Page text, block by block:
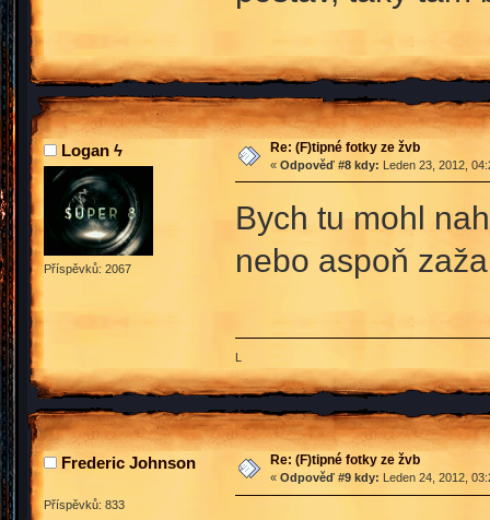
Logan ϟ
Příspěvků: 2067
Re: (F)tipné fotky ze žvb
« Odpověď #8 kdy: Leden 23, 2012,
Bych tu mohl
nebo aspoň
Frederic Johnson
Příspěvků: 833
Re: (F)tipné fotky ze žvb
« Odpověď #9 kdy: Leden 24, 2012,